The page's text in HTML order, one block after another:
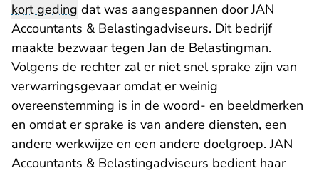
kort geding dat was aangespannen door JAN
Accountants & Belastingadviseurs. Dit bedrijf
maakte bezwaar tegen Jan de Belastingman.
Volgens de rechter zal er niet snel sprake zijn van
verwarringsgevaar omdat er weinig
overeenstemming is in de woord- en beeldmerken
en omdat er sprake is van andere diensten, een
andere werkwijze en een andere doelgroep. JAN
Accountants & Belastingadviseurs bedient haar